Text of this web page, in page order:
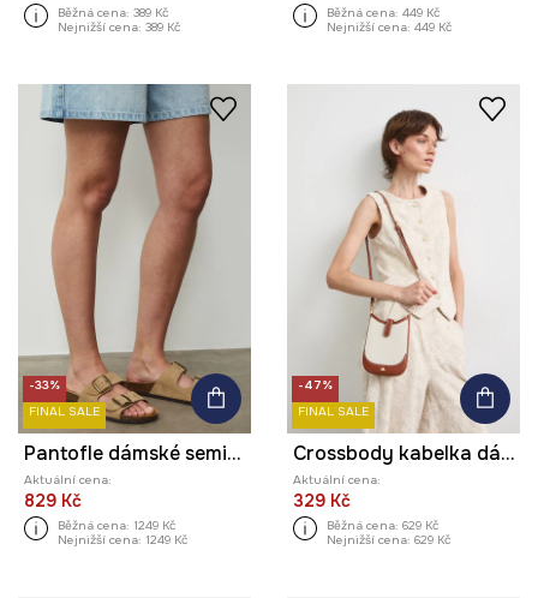
Běžná cena: 389 Kč
Nejnižší cena: 389 Kč
Běžná cena: 449 Kč
Nejnižší cena: 449 Kč
-33%
FINAL SALE
Pantofle dámské semišové s přezkami
Aktuální cena:
829 Kč
Běžná cena: 1249 Kč
Nejnižší cena: 1249 Kč
-47%
FINAL SALE
Crossbody kabelka dámská
Aktuální cena:
329 Kč
Běžná cena: 629 Kč
Nejnižší cena: 629 Kč